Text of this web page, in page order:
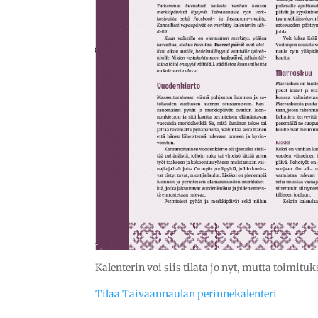
Kalenterin voi siis tilata jo nyt, mutta
Tilaa Taivaannaulan perinnekalenteri